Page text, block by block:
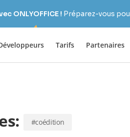
ONLYOFFICE ! Préparez-vous
Tarifs Partenaires
#coédition